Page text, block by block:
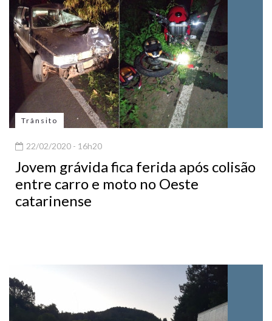
Trânsito
22/02/2020 - 16h20
Jovem grávida fica ferida após colisão
entre carro e moto no Oeste
catarinense